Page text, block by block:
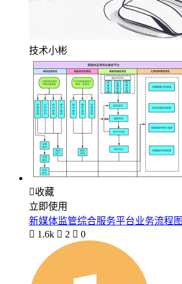
技术小彬
收藏
立即使用
新媒体监管综合服务平台业务流程图
 1.6k  2  0